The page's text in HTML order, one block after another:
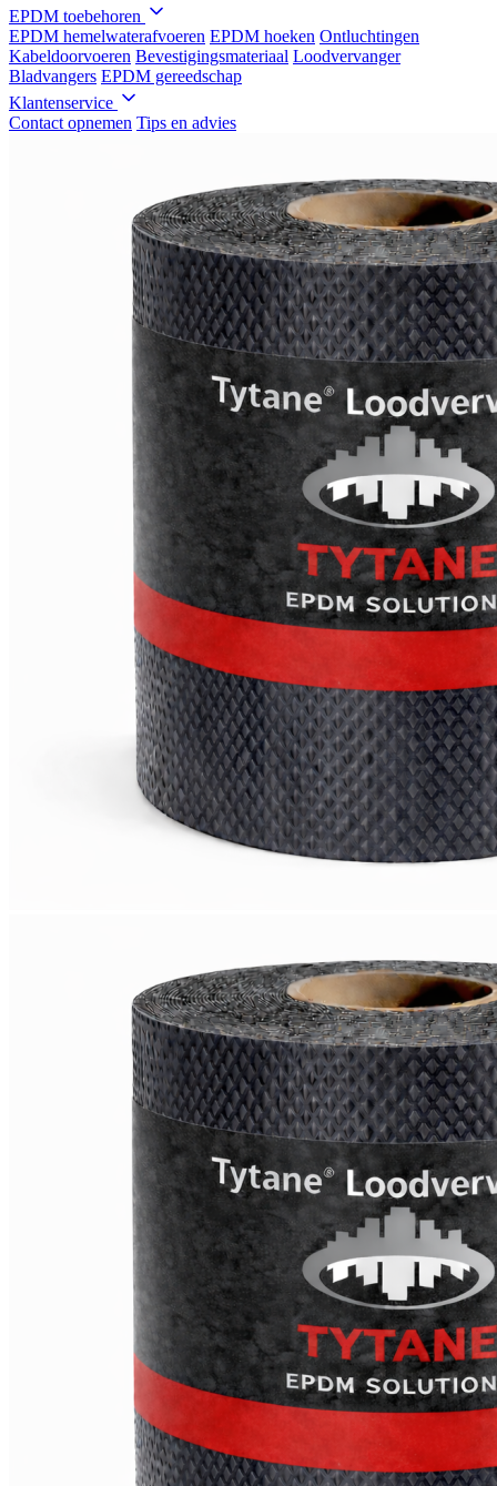
EPDM toebehoren
EPDM hemelwaterafvoeren EPDM hoeken Ontluchtingen
Kabeldoorvoeren Bevestigingsmateriaal Loodvervanger
Bladvangers EPDM gereedschap
Klantenservice
Contact opnemen Tips en advies